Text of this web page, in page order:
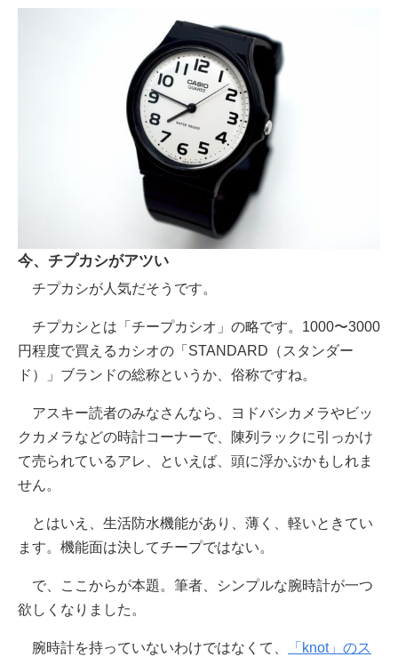
今、チプカシがアツい
チプカシが人気だそうです。
チプカシとは「チープカシオ」の略です。1000〜3000
円程度で買えるカシオの「STANDARD（スタンダー
ド）」ブランドの総称というか、俗称ですね。
アスキー読者のみなさんなら、ヨドバシカメラやビッ
クカメラなどの時計コーナーで、陳列ラックに引っかけ
て売られているアレ、といえば、頭に浮かぶかもしれま
せん。
とはいえ、生活防水機能があり、薄く、軽いときてい
ます。機能面は決してチープではない。
で、ここからが本題。筆者、シンプルな腕時計が一つ
欲しくなりました。
腕時計を持っていないわけではなくて、
「knot」のス